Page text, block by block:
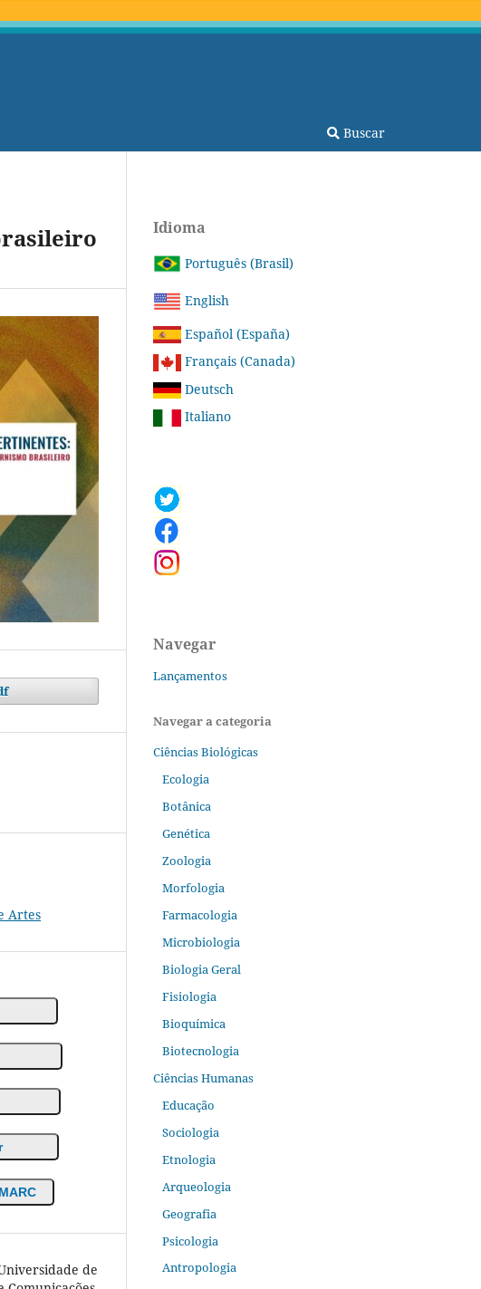
Buscar
Artes
de
Idioma
Português (Brasil)
English
Español (España)
Français (Canada)
Deutsch
Italiano
Navegar
Lançamentos
Navegar a categoria
Ciências Biológicas
Ecologia
Botânica
Genética
Zoologia
Morfologia
Farmacologia
Microbiologia
Biologia Geral
Fisiologia
Bioquímica
Biotecnologia
Ciências Humanas
Educação
Sociologia
Etnologia
Arqueologia
Geografia
Psicologia
Antropologia